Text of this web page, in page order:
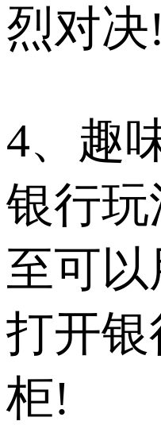
烈对决!
4、趣
银行
至可
打开
柜!